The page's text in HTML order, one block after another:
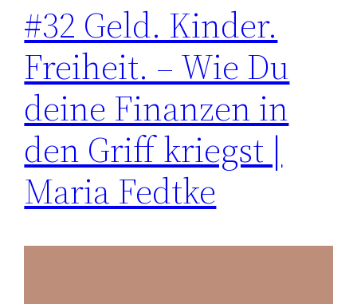
#32 Geld. Kinder.
Freiheit. – Wie Du
deine Finanzen in
den Griff kriegst |
Maria Fedtke